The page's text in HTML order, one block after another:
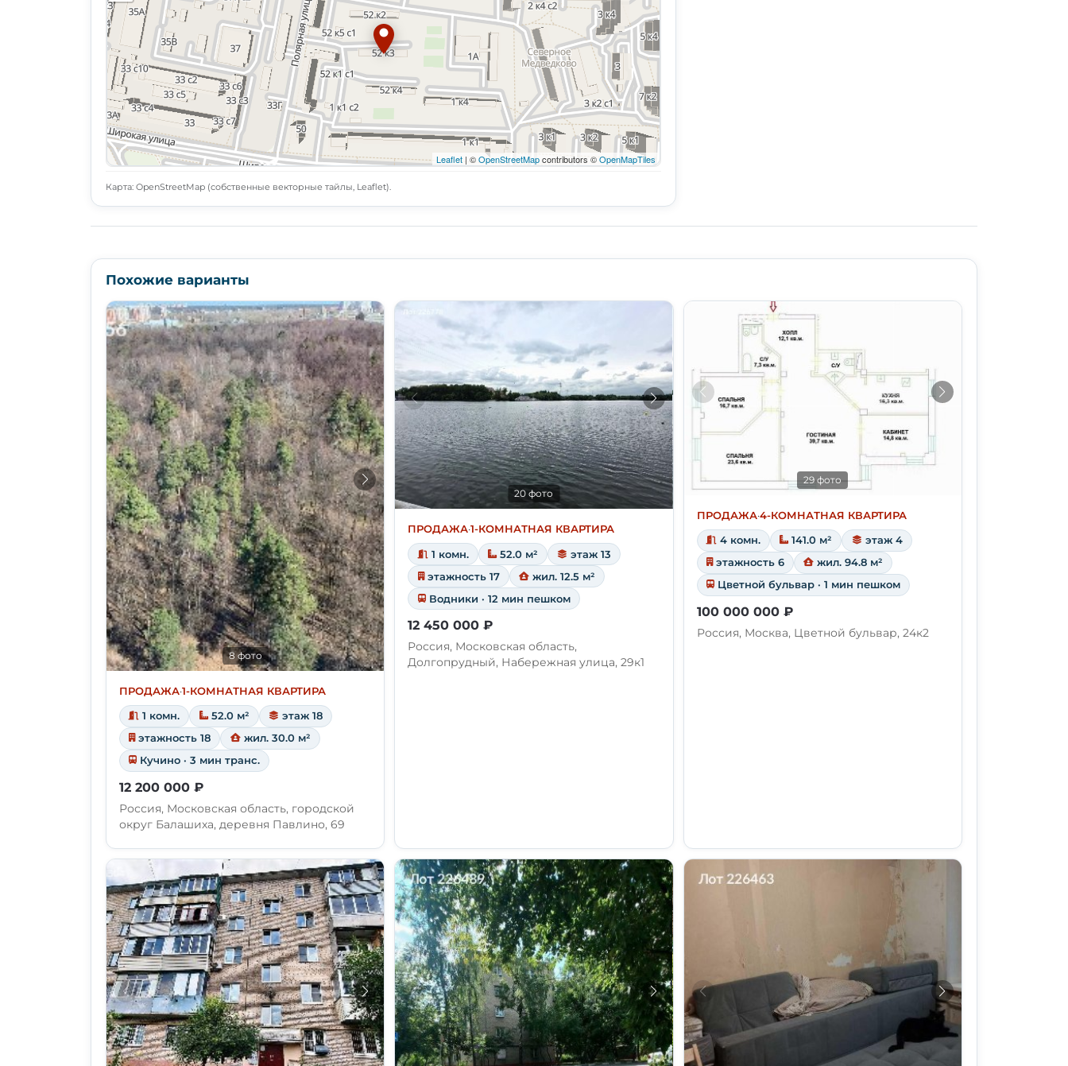
Leaflet | ©OpenStreetMapcontributors ©OpenMapTiles
Карта: OpenStreetMap (собственные векторные тайлы, Leaflet).
Похожие варианты
8 фото
ПРОДАЖА·1-КОМНАТНАЯ КВАРТИРА
1 комн. 52.0 м²
этаж 18
этажность 18
жил. 30.0 м²
Кучино · 3 мин транс.
12 200 000 ₽
Россия, Московская область, городской
округ Балашиха, деревня Павлино, 69
20 фото
ПРОДАЖА·1-КОМНАТНАЯ КВАРТИРА
1 комн. 52.0 м²
этаж 13
этажность 17
жил. 12.5 м²
Водники · 12 мин пешком
12 450 000 ₽
Россия, Московская область,
Долгопрудный, Набережная улица, 29к1
29 фото
ПРОДАЖА·4-КОМНАТНАЯ КВАРТИРА
4 комн. 141.0 м²
этаж 4
этажность 6
жил. 94.8 м²
Цветной бульвар · 1 мин пешком
100 000 000 ₽
Россия, Москва, Цветной бульвар, 24к2